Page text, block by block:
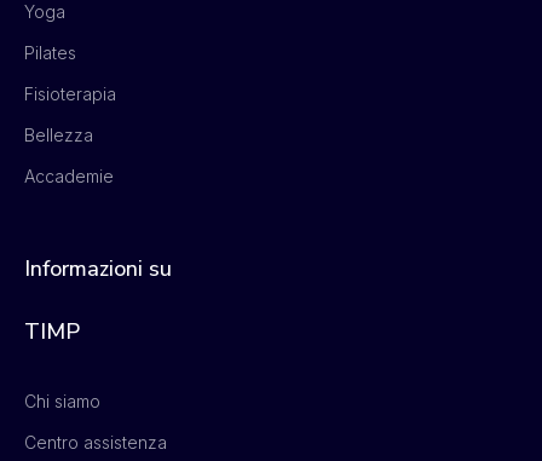
Yoga
Pilates
Fisioterapia
Bellezza
Accademie
Informazioni su
TIMP
Chi siamo
Centro assistenza